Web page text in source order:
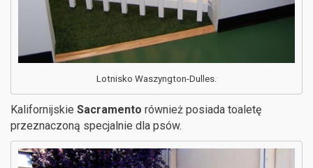
Lotnisko Waszyngton-Dulles.
Kalifornijskie Sacramento również posiada toaletę
przeznaczoną specjalnie dla psów.